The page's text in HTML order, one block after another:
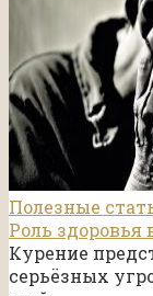
Полезные
Роль здоровья
Курение
серьёзных